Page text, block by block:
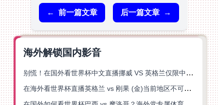
← 前一篇文章 后一篇文章 →
海外解锁国内影音
别慌！在国外看世界杯中文直播挪威 VS 英格兰仅限中国大陆？这篇指南帮你搞定
在海外看世界杯直播英格兰 vs 刚果 (金)当前地区不可播放？这篇指南帮你突破所有限制